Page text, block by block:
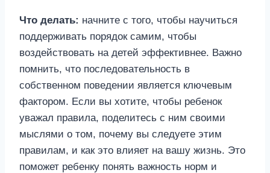
Что делать: начните с того, чтобы научиться
поддерживать порядок самим, чтобы
воздействовать на детей эффективнее. Важно
помнить, что последовательность в
собственном поведении является ключевым
фактором. Если вы хотите, чтобы ребенок
уважал правила, поделитесь с ним своими
мыслями о том, почему вы следуете этим
правилам, и как это влияет на вашу жизнь. Это
поможет ребенку понять важность норм и